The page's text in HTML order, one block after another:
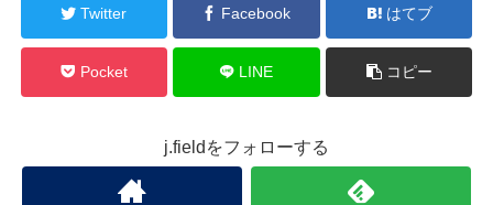
Twitter Facebook はてブ
Pocket LINE コピー
j.fieldをフォローする